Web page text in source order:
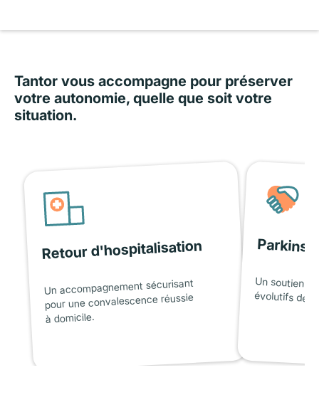
Tantor vous accompagne pour préserver
votre autonomie, quelle que soit votre
situation.
Retour d'hospitalisation
Un accompagnement sécurisant
pour une convalescence réussie
à domicile.
Un soutien
évolutifs de